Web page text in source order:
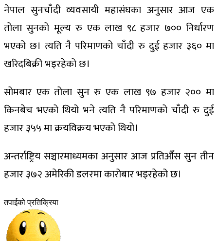
नेपाल सुनचाँदी व्यवसायी महासंघका अनुसार आज एक
तोला सुनको मूल्य रु एक लाख ९८ हजार ७०० निर्धारण
भएको छ। त्यति नै परिमाणको चाँदी रु दुई हजार ३६० मा
खरिदबिक्री भइरहेको छ।
सोमबार एक तोला सुन रु एक लाख ९७ हजार २०० मा
किनबेच भएको थियो भने त्यति नै परिमाणको चाँदी रु दुई
हजार ३५५ मा क्रयविक्रय भएको थियो।
अन्तर्राष्ट्रिय सञ्चारमाध्यमका अनुसार आज प्रतिऔँस सुन तीन
हजार ३७२ अमेरिकी डलरमा कारोबार भइरहेको छ।
तपाईको प्रतिक्रिया